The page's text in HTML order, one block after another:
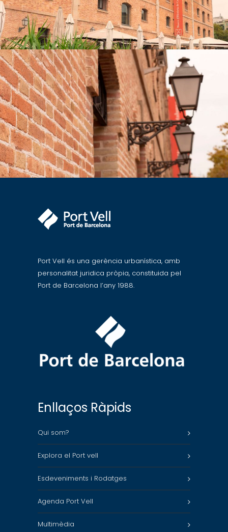
Port Vell és una gerència urbanística, amb
personalitat juridica pròpia, constituida pel
Port de Barcelona l’any 1988.
Enllaços Ràpids
Qui som?
Explora el Port vell
Esdeveniments i Rodatges
Agenda Port Vell
Multimèdia